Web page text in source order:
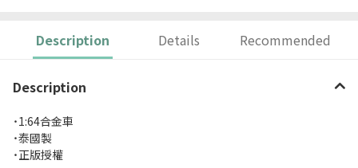
Description Details Recommended
Description
˙1:64合金車
˙泰國製
˙正版授權